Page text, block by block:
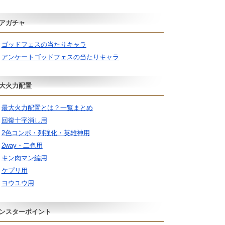
ガチャ
ゴッドフェスの当たりキャラ
アンケートゴッドフェスの当たりキャラ
火力配置
最大火力配置とは？一覧まとめ
回復十字消し用
2色コンボ・列強化・英雄神用
2way・二色用
キン肉マン編用
ケプリ用
ヨウユウ用
スターポイント